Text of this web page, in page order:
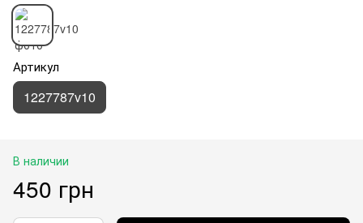
Артикул
1227787v10
В наличии
450 грн